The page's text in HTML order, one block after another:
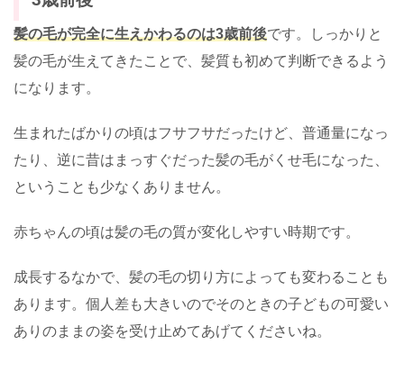
髪の毛が完全に生えかわるのは3歳前後です。しっかりと
髪の毛が生えてきたことで、髪質も初めて判断できるよう
になります。
生まれたばかりの頃はフサフサだったけど、普通量になっ
たり、逆に昔はまっすぐだった髪の毛がくせ毛になった、
ということも少なくありません。
赤ちゃんの頃は髪の毛の質が変化しやすい時期です。
成長するなかで、髪の毛の切り方によっても変わることも
あります。個人差も大きいのでそのときの子どもの可愛い
ありのままの姿を受け止めてあげてくださいね。